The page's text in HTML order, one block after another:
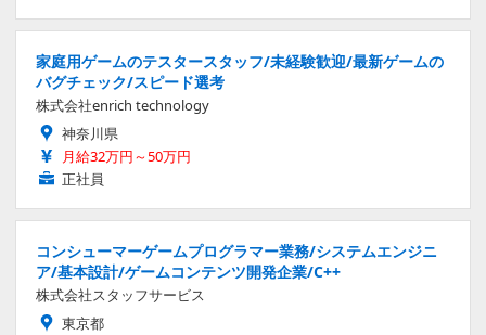
家庭用ゲームのテスタースタッフ/未経験歓迎/最新ゲームの
バグチェック/スピード選考
株式会社enrich technology
神奈川県
月給32万円～50万円
正社員
コンシューマーゲームプログラマー業務/システムエンジニ
ア/基本設計/ゲームコンテンツ開発企業/C++
株式会社スタッフサービス
東京都